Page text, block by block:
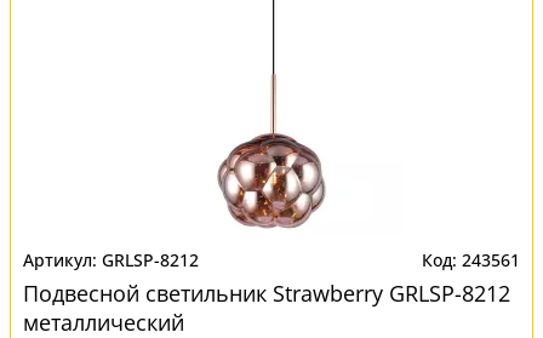
GRLSP-8212 243561
Подвесной светильник Strawberry GRLSP-8212
металлический